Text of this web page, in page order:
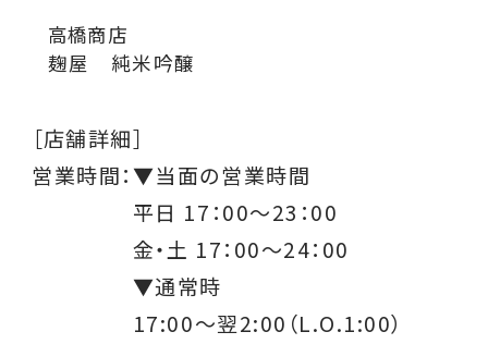
高橋商店
麹屋 純米吟醸
［店舗詳細］
営業時間： ▼当面の営業時間
平日 17：00～23：00
金・土 17：00～24：00
▼通常時
17:00～翌2:00（L.O.1:00）